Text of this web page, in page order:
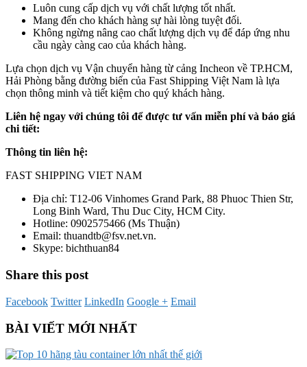
Luôn cung cấp dịch vụ với chất lượng tốt nhất.
Mang đến cho khách hàng sự hài lòng tuyệt đối.
Không ngừng nâng cao chất lượng dịch vụ để đáp ứng nhu
cầu ngày càng cao của khách hàng.
Lựa chọn dịch vụ Vận chuyển hàng từ cảng Incheon về TP.HCM,
Hải Phòng bằng đường biển của Fast Shipping Việt Nam là lựa
chọn thông minh và tiết kiệm cho quý khách hàng.
Liên hệ ngay với chúng tôi để được tư vấn miễn phí và báo giá
chi tiết:
Thông tin liên hệ:
FAST SHIPPING VIET NAM
Địa chỉ: T12-06 Vinhomes Grand Park, 88 Phuoc Thien Str,
Long Binh Ward, Thu Duc City, HCM City.
Hotline: 0902575466 (Ms Thuận)
Email: thuandtb@fsv.net.vn.
Skype: bichthuan84
Share this post
Facebook Twitter LinkedIn Google + Email
BÀI VIẾT MỚI NHẤT